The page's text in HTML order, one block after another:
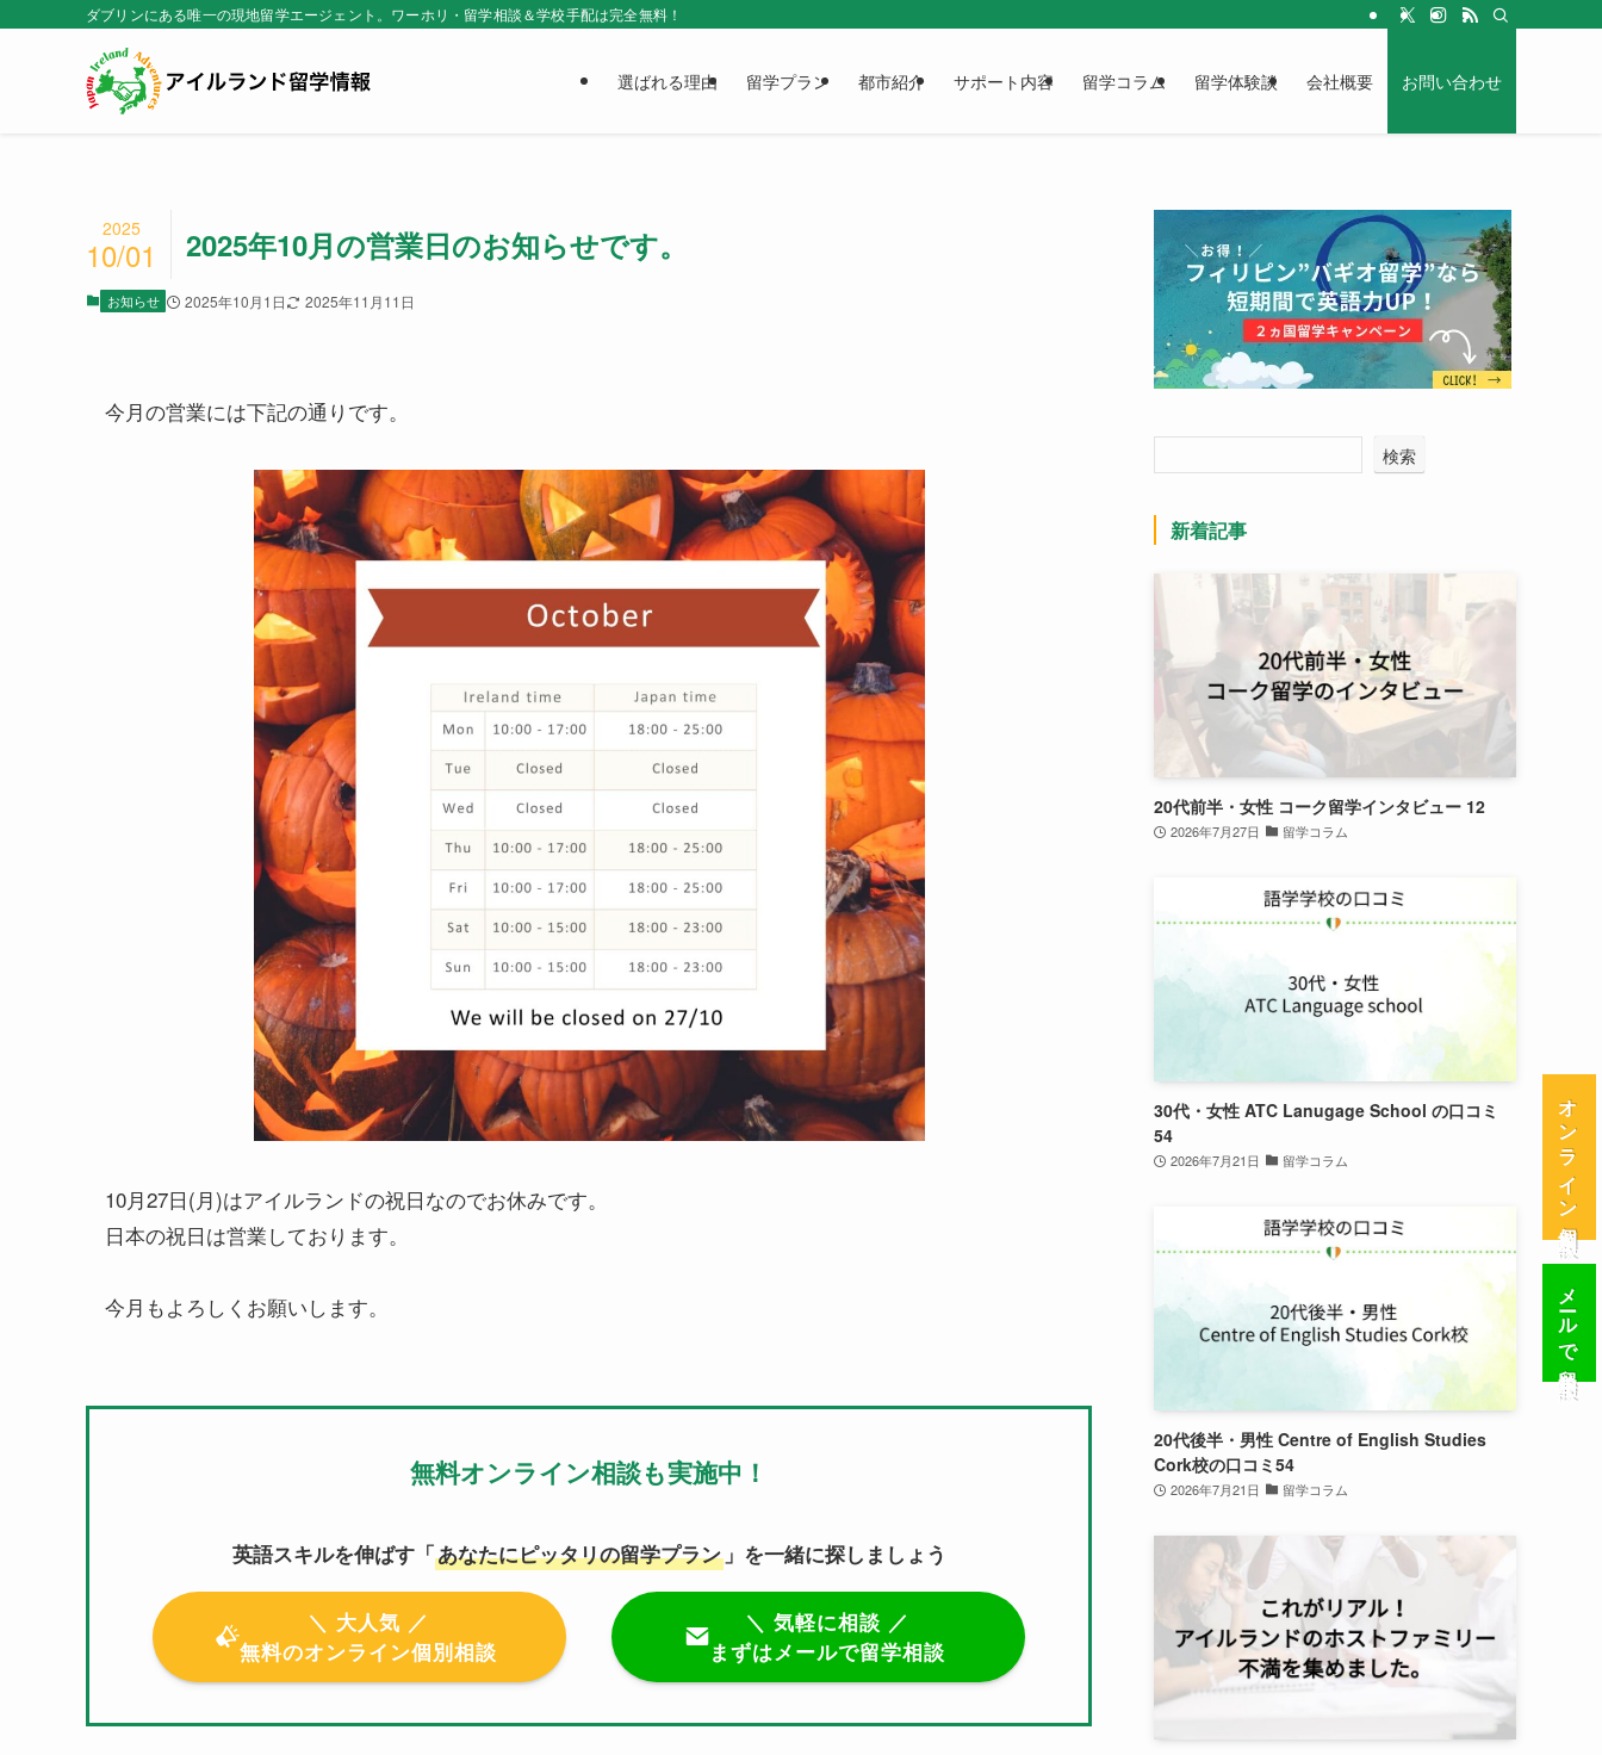
ダブリンにある唯一の現地留学エージェント。ワーホリ・留学相談＆学校手配は完全無料！
選ばれる理由 留学プラン 都市紹介 サポート内容 留学コラム 留学体験談 会社概要 お問い合わせ
2025年10月の営業日のお知らせです。
2025
10/01
お知らせ 2025年10月1日 2025年11月11日
今月の営業には下記の通りです。
10月27日(月)はアイルランドの祝日なのでお休みです。
日本の祝日は営業しております。
今月もよろしくお願いします。
無料オンライン相談も実施中！
英語スキルを伸ばす「あなたにピッタリの留学プラン」を一緒に探しましょう
＼ 大人気 ／
無料のオンライン個別相談
＼ 気軽に相談 ／
まずはメールで留学相談
検索
新着記事
20代前半・女性 コーク留学インタビュー 12
2026年7月27日 留学コラム
30代・女性 ATC Lanugage School の口コミ
54
2026年7月21日 留学コラム
20代後半・男性 Centre of English Studies
Cork校の口コミ54
2026年7月21日 留学コラム
オンライン個別相談
メールで留学相談